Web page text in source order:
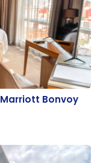
Bonvoy
Marriott Bonvoy